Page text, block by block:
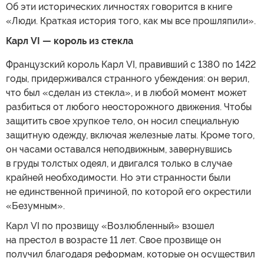
Об эти исторических личностях говорится в книге
«Люди. Краткая история того, как мы все прошляпили».
Карл VI — король из стекла
Французский король Карл VI, правивший с 1380 по 1422
годы, придерживался странного убеждения: он верил,
что был «сделан из стекла», и в любой момент может
разбиться от любого неосторожного движения. Чтобы
защитить свое хрупкое тело, он носил специальную
защитную одежду, включая железные латы. Кроме того,
он часами оставался неподвижным, завернувшись
в груды толстых одеял, и двигался только в случае
крайней необходимости. Но эти странности были
не единственной причиной, по которой его окрестили
«Безумным».
Карл VI по прозвищу «Возлюбленный» взошел
на престол в возрасте 11 лет. Свое прозвище он
получил благодаря реформам, которые он осуществил